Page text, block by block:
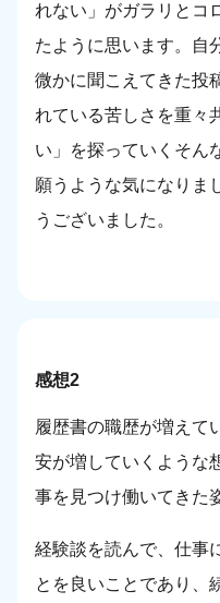
れない」がガラリとコ
たように思います。自
微かに聞こえてきた投
れている苦しさを重々
い」を探っていくそん
願うような気になりま
うございました。
感想2
履歴書の職歴が増えて
安が増していくような
事を見つけ働いてきた
経験談を読んで、仕事
とを良いことであり、